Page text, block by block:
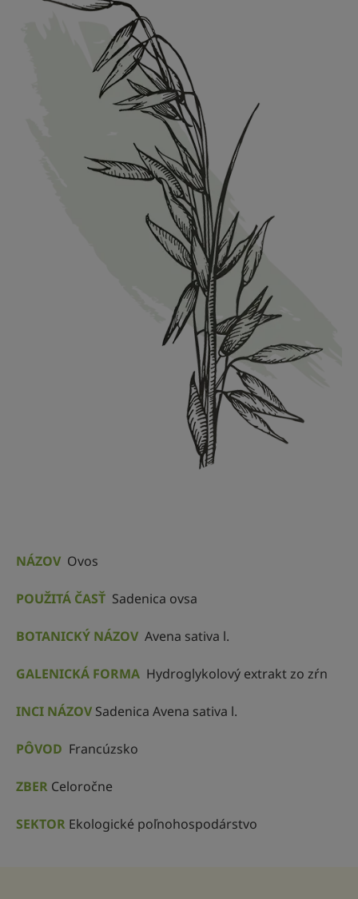
NÁZOV Ovos
POUŽITÁ ČASŤ Sadenica ovsa
BOTANICKÝ NÁZOV Avena sativa l.
GALENICKÁ FORMA Hydroglykolový extrakt zo zŕn
INCI NÁZOV Sadenica Avena sativa l.
PÔVOD Francúzsko
ZBER Celoročne
SEKTOR Ekologické poľnohospodárstvo